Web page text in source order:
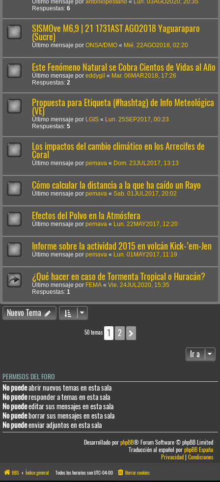
Último mensaje por antoniopestano «
Lun. 03AGO2020, 20:35
Respuestas: 6
SISMOve M6,9 | 21 1731AST AGO2018 Yaguaraparo
(Sucre)
Último mensaje por ONSA/DMO « Mié. 22AGO2018, 02:20
Este Fenómeno Natural se Cobra Cientos de Vidas al Año
Último mensaje por eddygil « Mar. 06MAR2018, 17:26
Respuestas: 2
Propuesta para Etiqueta (#hashtag) de Info Meteológica
(VE)
Último mensaje por LGIS «
Lun. 25SEP2017, 00:23
Respuestas: 5
Los impactos del cambio climático en los Arrecifes de
Coral
Último mensaje por pemava « Dom. 23JUL2017, 13:13
Cómo calcular la distancia a la que ha caído un Rayo
Último mensaje por pemava « Sab. 01JUL2017, 20:02
Efectos del Polvo en la Atmósfera
Último mensaje por pemava « Lun. 22MAY2017, 12:20
Informe sobre la actividad 2015 en volcán Kick-’em-Jen
Último mensaje por pemava « Lun. 01MAY2017, 11:19
¿Qué hacer en caso de Tormenta Tropical o Huracán?
Último mensaje por FEMA « Vie. 24JUL2020, 15:35
Respuestas: 1
Nuevo Tema
50 temas 1 2
Ir a
PERMISOS DEL FORO
No puedeabrir nuevos temas en esta sala
No puederesponder a temas en esta sala
No puedeeditar sus mensajes en esta sala
No puedeborrar sus mensajes en esta sala
No puedeenviar adjuntos en esta sala
Desarrollado porphpBB® Forum Software © phpBB Limited
Traducción al español porphpBB España
Privacidad|Condiciones
BBS Índice general Todos los horarios sonUTC-04:00 Borrar cookies